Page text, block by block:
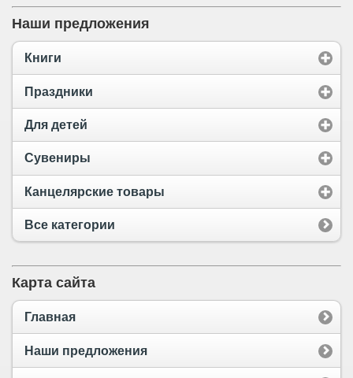
Наши предложения
Книги
Праздники
Для детей
Сувениры
Канцелярские товары
Все категории
Карта сайта
Главная
Наши предложения